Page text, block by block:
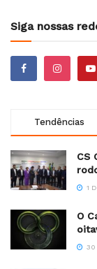
Siga nossas
Tendências
CS
1
O
30